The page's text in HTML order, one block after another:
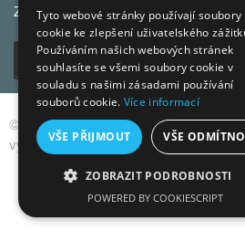
Za účelem odbavení dotazu
© 2013-2026 Live Home s.r.o., všechna
vyhrazena
Podle zákona o evidenci tržeb je
účtenku. Zároveň je povinen zaevidovat
případě technického výpadku pak
Tyto webové stránky používají soubory
cookie ke zlepšení uživatelského
Používáním našich webových stránek
souhlasíte se všemi soubory cookie v
souladu s našimi zásadami používání
souborů cookie. Více informací
VŠE PŘIJMOUT VŠE
ZOBRAZIT PODROBNOSTI
POWERED BY COOKIESCRIPT